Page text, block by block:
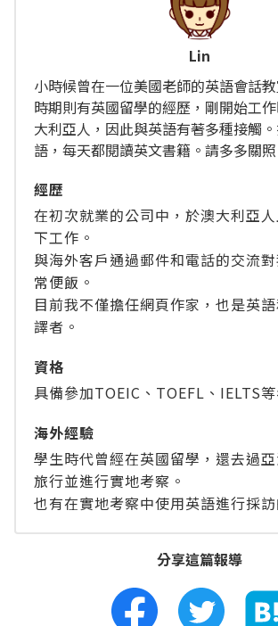
Lin
小時候曾在一位美國老師的英語會話
時期則有英國留學的經歷，剛開始工
大利亞人，因此與英語有著多種接觸
語，每天都閱讀英文書籍。請多多關照
經歴
在初次就業的公司中，於澳大利亞
下工作。
與海外客戶通過郵件和電話的交流
常便飯。
目前我不僅擔任網頁作家，也是英
譯者。
資格
具備參加TOEIC、TOEFL、IELTS
海外經驗
學生時代曾經在英國留學，還去過
旅行並進行實地考察。
也有在實地考察中使用英語進行採訪
分享這篇報導